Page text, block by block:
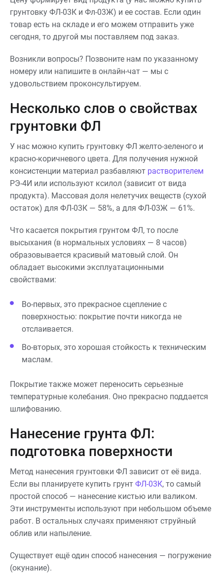
грунтовку ФЛ-03К и Фл-03Ж) и ее состав. Если один
товар есть на складе и его можем отправить уже
сегодня, то другой мы поставляем под заказ.
Возникли вопросы? Позвоните нам по указанному
номеру или напишите в онлайн-чат — мы с
удовольствием проконсультируем.
Несколько слов о свойствах
грунтовки ФЛ
У нас можно купить грунтовку ФЛ желто-зеленого и
красно-коричневого цвета. Для получения нужной
консистенции материал разбавляют растворителем
РЭ-4И или используют ксилол (зависит от вида
продукта). Массовая доля нелетучих веществ (сухой
остаток) для ФЛ-03К — 58%, а для ФЛ-03Ж — 61%.
Что касается покрытия грунтом ФЛ, то после
высыхания (в нормальных условиях — 8 часов)
образовывается красивый матовый слой. Он
обладает высокими эксплуатационными
свойствами:
Во-первых, это прекрасное сцепление с
поверхностью: покрытие почти никогда не
отслаивается.
Во-вторых, это хорошая стойкость к техническим
маслам.
Покрытие также может переносить серьезные
температурные колебания. Оно прекрасно поддается
шлифованию.
Нанесение грунта ФЛ:
подготовка поверхности
Метод нанесения грунтовки ФЛ зависит от её вида.
Если вы планируете купить грунт ФЛ-03К, то самый
простой способ — нанесение кистью или валиком.
Эти инструменты используют при небольшом объеме
работ. В остальных случаях применяют струйный
облив или напыление.
Существует ещё один способ нанесения — погружение
(окунание).